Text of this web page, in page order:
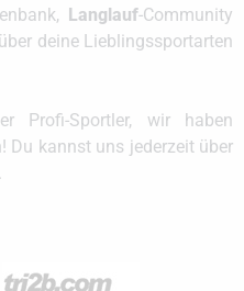
Langlauf-Community
deine Lieblingssportarten
Profi-Sportler, wir haben
Du kannst uns jederzeit über